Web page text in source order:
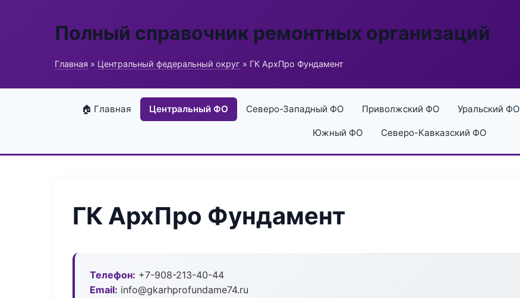
Полный справочник ремонтных организаций
Главная » Центральный федеральный округ » ГК АрхПро Фундамент
🏠 Главная Центральный ФО Северо-Западный ФО Приволжский ФО Уральский ФО
Южный ФО Северо-Кавказский ФО
ГК АрхПро Фундамент
Телефон: +7-908-213-40-44
Email: info@gkarhprofundame74.ru